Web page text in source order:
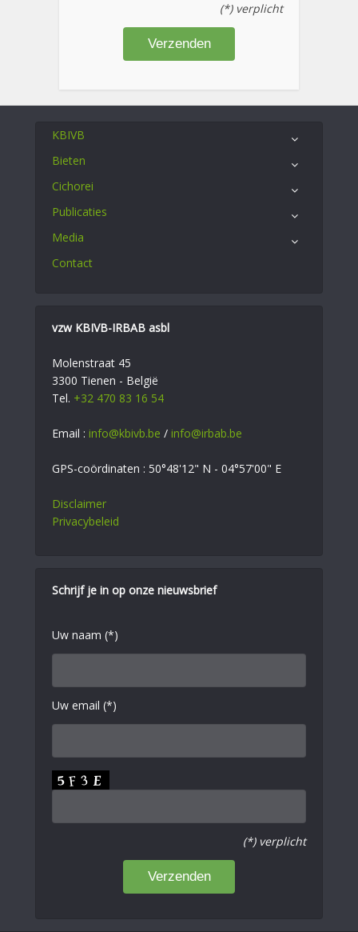
(*) verplicht
KBIVB
Bieten
Cichorei
Publicaties
Media
Contact
vzw KBIVB-IRBAB asbl
Molenstraat 45
3300 Tienen - België
Tel. +32 470 83 16 54
Email : info@kbivb.be / info@irbab.be
GPS-coördinaten : 50°48'12" N - 04°57'00" E
Disclaimer
Privacybeleid
Schrijf je in op onze nieuwsbrief
Uw naam (*)
Uw email (*)
(*) verplicht